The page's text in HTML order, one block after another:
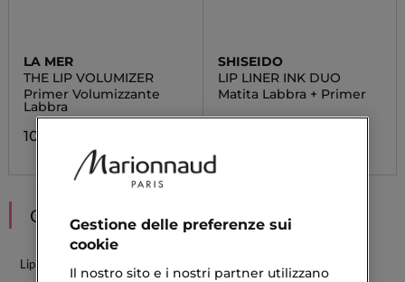
LA MER
THE LIP VOLUMIZER
Primer Volumizzante
Labbra
105,00 €
SHISEIDO
LIP LINER INK DUO
Matita Labbra + Primer
23,90 €
CONSIGLIATI PER TE
Lip Gloss
Gestione delle preferenze sui
cookie
Il nostro sito e i nostri partner utilizzano